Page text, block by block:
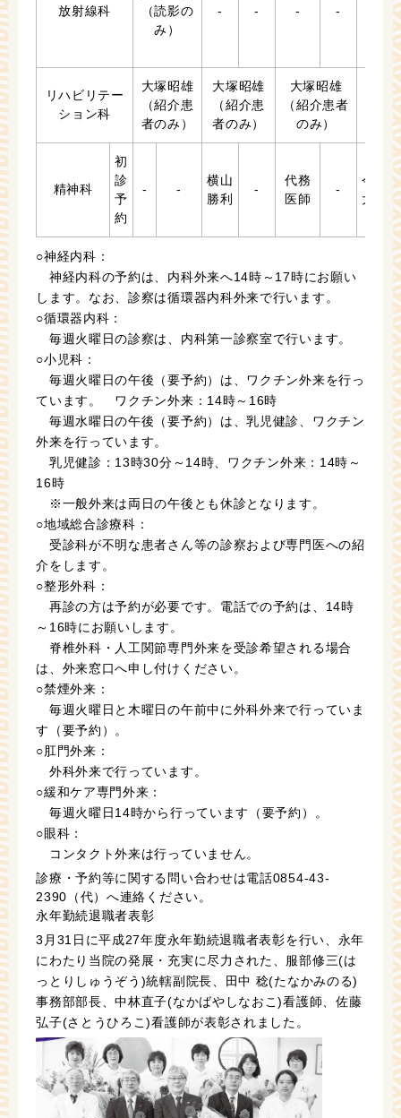
放射線科
（読影の
み）
- - - -
リハビリテー
ション科
大塚昭雄
（紹介患
者のみ）
大塚昭雄
（紹介患
者のみ）
大塚昭雄
（紹介患者
のみ）
大塚
（紹
者の
精神科
初
診
予
約
- -
横山
勝利
-
代務
医師
-
今岡
大輔
○神経内科：
神経内科の予約は、内科外来へ14時～17時にお願い
します。なお、診察は循環器内科外来で行います。
○循環器内科：
毎週火曜日の診察は、内科第一診察室で行います。
○小児科：
毎週火曜日の午後（要予約）は、ワクチン外来を行っ
ています。 ワクチン外来：14時～16時
毎週水曜日の午後（要予約）は、乳児健診、ワクチン
外来を行っています。
乳児健診：13時30分～14時、ワクチン外来：14時～
16時
※一般外来は両日の午後とも休診となります。
○地域総合診療科：
受診科が不明な患者さん等の診察および専門医への紹
介をします。
○整形外科：
再診の方は予約が必要です。電話での予約は、14時
～16時にお願いします。
脊椎外科・人工関節専門外来を受診希望される場合
は、外来窓口へ申し付けください。
○禁煙外来：
毎週火曜日と木曜日の午前中に外科外来で行っていま
す（要予約）。
○肛門外来：
外科外来で行っています。
○緩和ケア専門外来：
毎週火曜日14時から行っています（要予約）。
○眼科：
コンタクト外来は行っていません。
診療・予約等に関する問い合わせは電話0854-43-
2390（代）へ連絡ください。
永年勤続退職者表彰
3月31日に平成27年度永年勤続退職者表彰を行い、永年
にわたり当院の発展・充実に尽力された、服部修三(は
っとりしゅうぞう)統轄副院長、田中 稔(たなかみのる)
事務部部長、中林直子(なかばやしなおこ)看護師、佐藤
弘子(さとうひろこ)看護師が表彰されました。